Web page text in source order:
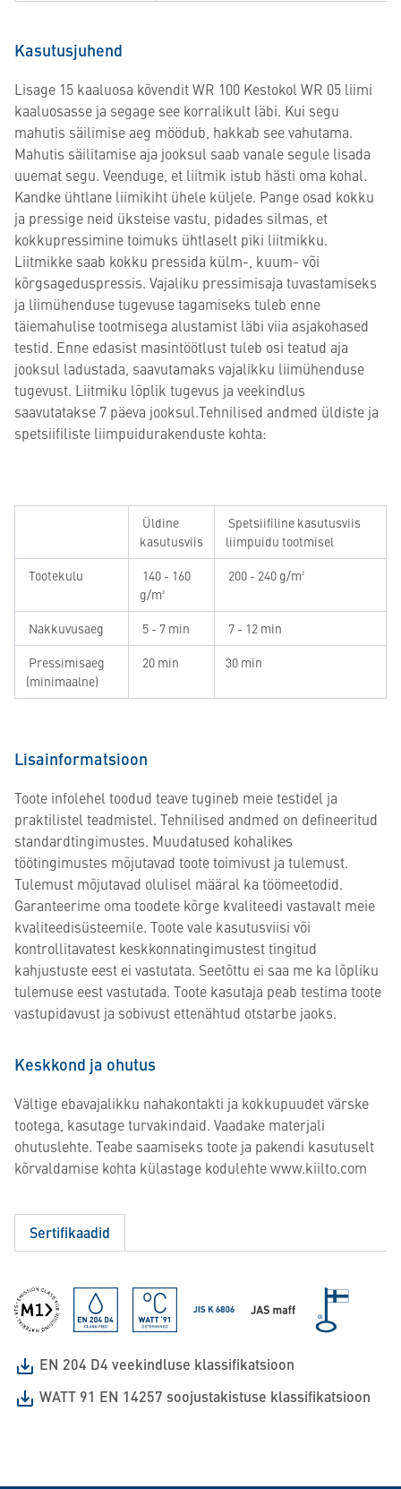
Kasutusjuhend
Lisage 15 kaaluosa kõvendit WR 100 Kestokol WR 05 liimi
kaaluosasse ja segage see korralikult läbi. Kui segu
mahutis säilimise aeg möödub, hakkab see vahutama.
Mahutis säilitamise aja jooksul saab vanale segule lisada
uuemat segu. Veenduge, et liitmik istub hästi oma kohal.
Kandke ühtlane liimikiht ühele küljele. Pange osad kokku
ja pressige neid üksteise vastu, pidades silmas, et
kokkupressimine toimuks ühtlaselt piki liitmikku.
Liitmikke saab kokku pressida külm-, kuum- või
kõrgsageduspressis. Vajaliku pressimisaja tuvastamiseks
ja liimühenduse tugevuse tagamiseks tuleb enne
täiemahulise tootmisega alustamist läbi viia asjakohased
testid. Enne edasist masintöötlust tuleb osi teatud aja
jooksul ladustada, saavutamaks vajalikku liimühenduse
tugevust. Liitmiku lõplik tugevus ja veekindlus
saavutatakse 7 päeva jooksul.Tehnilised andmed üldiste ja
spetsiifiliste liimpuidurakenduste kohta:
Üldine
kasutusviis
Spetsiifiline kasutusviis
liimpuidu tootmisel
Tootekulu
140 - 160
g/m²
200 - 240 g/m²
Nakkuvusaeg 5 - 7 min
7 - 12 min
Pressimisaeg
(minimaalne)
20 min 30 min
Lisainformatsioon
Toote infolehel toodud teave tugineb meie testidel ja
praktilistel teadmistel. Tehnilised andmed on defineeritud
standardtingimustes. Muudatused kohalikes
töötingimustes mõjutavad toote toimivust ja tulemust.
Tulemust mõjutavad olulisel määral ka töömeetodid.
Garanteerime oma toodete kõrge kvaliteedi vastavalt meie
kvaliteedisüsteemile. Toote vale kasutusviisi või
kontrollitavatest keskkonnatingimustest tingitud
kahjustuste eest ei vastutata. Seetõttu ei saa me ka lõpliku
tulemuse eest vastutada. Toote kasutaja peab testima toote
vastupidavust ja sobivust ettenähtud otstarbe jaoks.
Keskkond ja ohutus
Vältige ebavajalikku nahakontakti ja kokkupuudet värske
tootega, kasutage turvakindaid. Vaadake materjali
ohutuslehte. Teabe saamiseks toote ja pakendi kasutuselt
kõrvaldamise kohta külastage kodulehte www.kiilto.com
Sertifikaadid
EN 204 D4 veekindluse klassifikatsioon
WATT 91 EN 14257 soojustakistuse klassifikatsioon